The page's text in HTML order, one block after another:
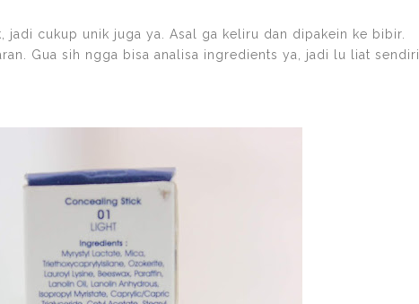
jadi cukup unik juga ya. Asal ga keliru dan dipakein ke bibir.
Gua sih ngga bisa analisa ingredients ya, jadi lu liat sendiri